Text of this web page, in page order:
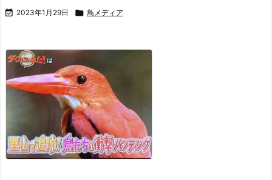
 2023年1月29日  鳥メディア